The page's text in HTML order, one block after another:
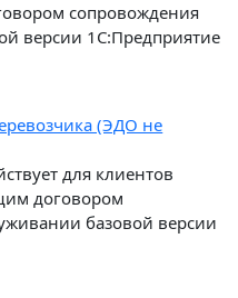
сопровождения
версии 1С:Предприятие
(ЭДО не
для клиентов
договором
базовой версии